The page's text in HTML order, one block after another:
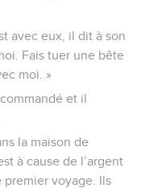
avec eux, il dit à son
Fais tuer une bête
moi. »
et il
la maison de
à cause de l’argent
premier voyage. Ils